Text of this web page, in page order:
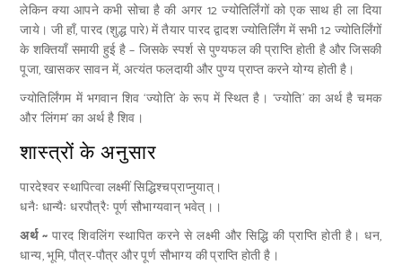
लेकिन क्या आपने कभी सोचा है की अगर 12 ज्योतिर्लिंगों को एक साथ ही ला दिया
जाये। जी हाँ, पारद (शुद्ध पारे) में तैयार पारद द्वादश ज्योतिर्लिंग में सभी 12 ज्योतिर्लिंगों
के शक्तियाँ समायी हुई है – जिसके स्पर्श से पुण्यफल की प्राप्ति होती है और जिसकी
पूजा, खासकर सावन में, अत्यंत फलदायी और पुण्य प्राप्त करने योग्य होती है।
ज्योतिर्लिंगम में भगवान शिव ‘ज्योति’ के रूप में स्थित है। ‘ज्योति’ का अर्थ है चमक
और ‘लिंगम’ का अर्थ है शिव।
शास्त्रों के अनुसार
पारदेश्वर स्थापित्वा लक्ष्मीं सिद्धिश्चप्राप्नुयात्।
धनैः धान्यैः धरपौत्रैः पूर्ण सौभाग्यवान् भवेत्।।
अर्थ ~ पारद शिवलिंग स्थापित करने से लक्ष्मी और सिद्धि की प्राप्ति होती है। धन,
धान्य, भूमि, पौत्र-पौत्र और पूर्ण सौभाग्य की प्राप्ति होती है।